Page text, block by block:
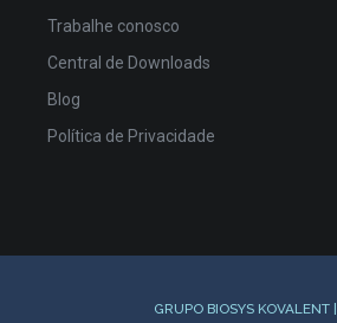
Trabalhe conosco
Central de Downloads
Blog
Política de Privacidade
GRUPO BIOSYS KOVALENT |